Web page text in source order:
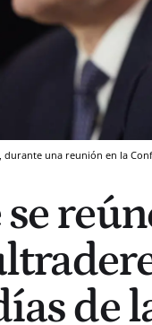
una reunión en la
se
de